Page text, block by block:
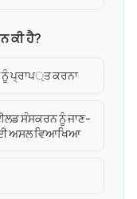
ਕੀ ਹੈ?
ਨੂੰ ਪ੍ਰਾਪ্ਤ ਕਰਨਾ
ਸੰਸਕਰਨ ਨੂੰ ਜਾਣ-
ਅਸਲ ਵਿਆਖਿਆ